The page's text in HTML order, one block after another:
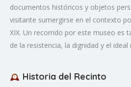
documentos históricos y objetos
visitante sumergirse en el contexto
XIX. Un recorrido por este museo es
de la resistencia, la dignidad y el ideal
Historia del Recinto